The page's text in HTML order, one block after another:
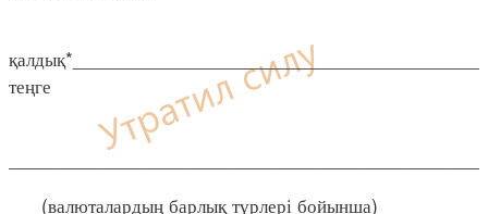
теңге
(валюталардың барлық түрлері бойынша)